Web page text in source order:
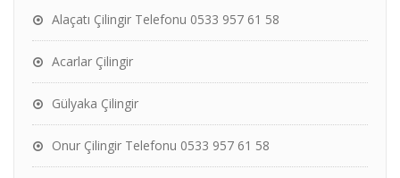
Alaçatı Çilingir Telefonu 0533 957 61 58
Acarlar Çilingir
Gülyaka Çilingir
Onur Çilingir Telefonu 0533 957 61 58